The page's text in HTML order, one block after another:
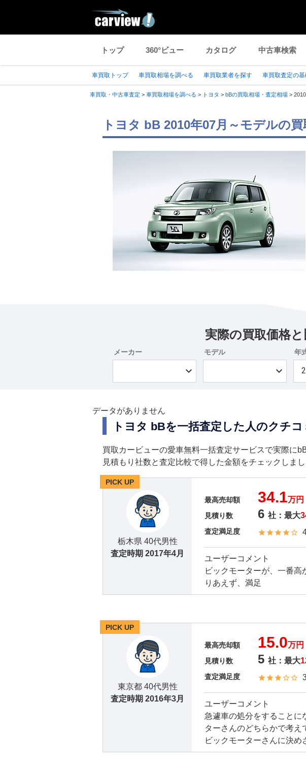
トップ 360°ビュー カタログ 中古車検索
車買取トップ 車買取相場を調べる 車買取業者を探す 車買取査定の
車買取・中古車査定 > 車買取相場を調べる > トヨタ > bBの買取相場・査定相場 >
トヨタ bB 2010年07月～モデルの
実際の買取価格
メーカー モデル 年
データがありません
トヨタ bBを一括査定した人のクチコ
買取カービューの愛車無料一括査定サービスで実際に
見積もり社数と査定比較で得した金額をチェックしまし
PICK UP
栃木県 40代男性
査定時期 2017年4月
最高売却額 34.1万円
見積り数 6 社：最大
査定満足度
ユーザーコメント
ビックモーターが、一番
りあえず、満足
PICK UP
東京都 40代男性
査定時期 2016年3月
最高売却額 15.0万円
見積り数 5 社：最大
査定満足度
ユーザーコメント
急遽車の処分をすることに
ターさんのどちらかで考
ビックモーターさんに決め